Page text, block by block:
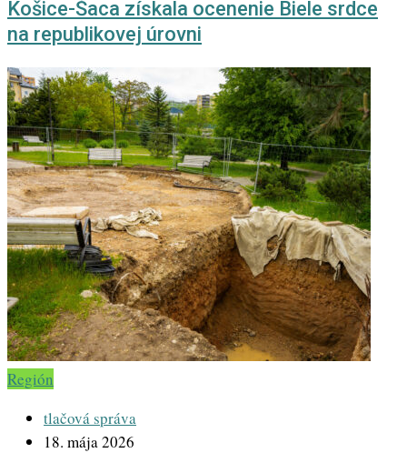
Košice-Šaca získala ocenenie Biele srdce
na republikovej úrovni
Región
tlačová správa
18. mája 2026